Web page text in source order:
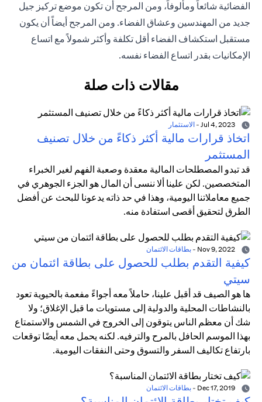
الفضائية شائعاً ومألوفاً، ومن المرجح أن تكون موضع تركيز جيل
جديد من المهندسين وعشاق الفضاء. ومن المرجح أيضاً أن يكون
مستقبل استكشاف الفضاء أقل تكلفة وأكثر شمولاً مع اتساع
الإمكانيات بقدر اتساع الفضاء نفسه.
مقالات ذات صلة
- الاستثمار
اتخاذ قرارات مالية أكثر ذكاءً من خلال تصنيف
المستثمر
قد تبدو المصطلحات المالية معقدة وصعبة الفهم لغير الخبراء
المتخصصين. لكن علينا ألا ننسى أن المال هو الجزء الجوهري في
جميع معاملاتنا اليومية، وهذا في حد ذاته يدعونا للبحث عن أفضل
الطرق لتحقيق أقصى استفادة منه.
- بطاقات الائتمان
كيفية التقدم بطلب للحصول على بطاقة ائتمان من
سيتي
ها هو الصيف قد أقبل علينا، حاملاً معه أجواءً مفعمة بالحيوية تعود
بالنشاطات المحلية والدولية إلى مستويات ما قبل الإغلاق؛ ولا
شك أن معظم الناس يتوقون إلى الخروج في الشمس والاستمتاع
بهذا الموسم الحافل بالمرح والترفيه. لكنه يحمل معه أيضًا توقعات
بارتفاع تكاليف السفر والتسوق وحتى النفقات اليومية.
- بطاقات الائتمان